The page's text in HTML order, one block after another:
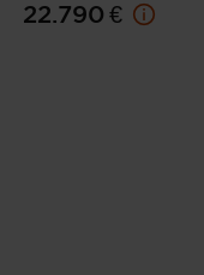
22.790 €